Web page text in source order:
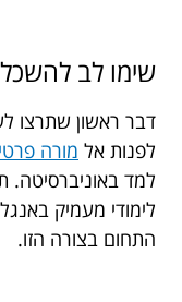
שימו לב
דבר ראשון שתרצו
לפנות אל מורה
למד באוניברסיטה.
לימודי מעמיק
התחום בצורה הזו.